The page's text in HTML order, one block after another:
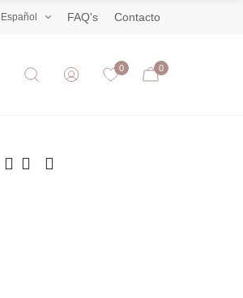
Español FAQ's Contacto
0 0